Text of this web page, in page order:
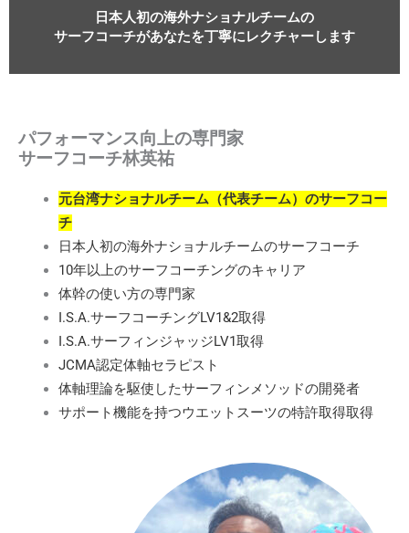
日本人初の海外ナショナルチームの
サーフコーチがあなたを丁寧にレクチャーします
パフォーマンス向上の専門家
サーフコーチ林英祐
元台湾ナショナルチーム（代表チーム）のサーフコー
チ
日本人初の海外ナショナルチームのサーフコーチ
10年以上のサーフコーチングのキャリア
体幹の使い方の専門家
I.S.A.サーフコーチングLV1&2取得
I.S.A.サーフィンジャッジLV1取得
JCMA認定体軸セラピスト
体軸理論を駆使したサーフィンメソッドの開発者
サポート機能を持つウエットスーツの特許取得取得